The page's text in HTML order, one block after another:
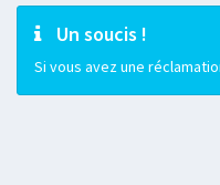
Un soucis !
Si vous avez une